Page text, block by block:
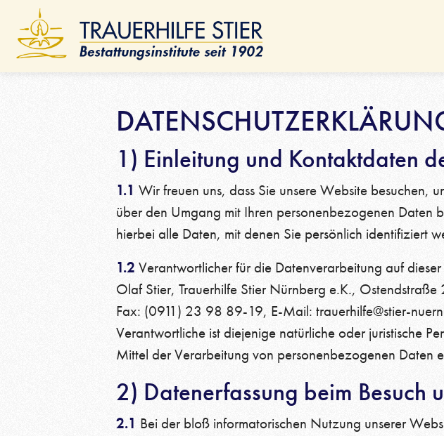
AKTUELLES & JOBS & VIDEOS
Aktuelle Nachrichten
Videos
1) Einleitung und Kontaktdaten
1.1 Wir freuen uns, dass Sie unsere Website besuchen,
über den Umgang mit Ihren personenbezogenen Daten
hierbei alle Daten, mit denen Sie persönlich identifiziert
1.2 Verantwortlicher für die Datenverarbeitung auf
Olaf Stier, Trauerhilfe Stier Nürnberg e.K.,
Fax: (0911) 23 98 89-19, E-Mail: trauerhilfe@stier-
Verantwortliche ist diejenige natürliche oder juristische
Mittel der Verarbeitung von personenbezogenen Daten
2) Datenerfassung beim Besuch
2.1 Bei der bloß informatorischen Nutzung unserer